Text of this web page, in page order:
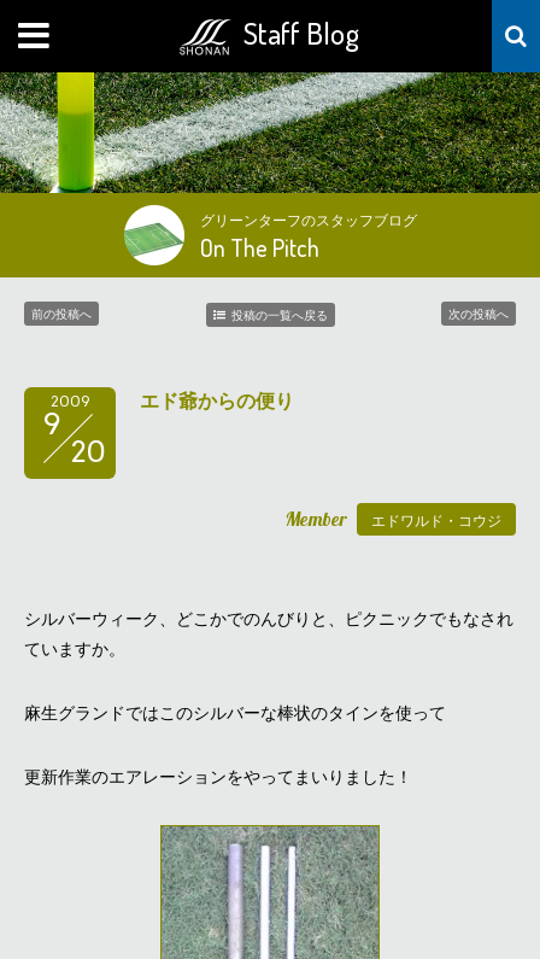
Staff Blog
MENU
グリーンターフのスタッフブログ
On The Pitch
前の投稿へ 投稿の一覧へ戻る 次の投稿へ
2009
9
20
エド爺からの便り
Member エドワルド・コウジ
シルバーウィーク、どこかでのんびりと、ピクニックでもなされ
ていますか。
麻生グランドではこのシルバーな棒状のタインを使って
更新作業のエアレーションをやってまいりました！